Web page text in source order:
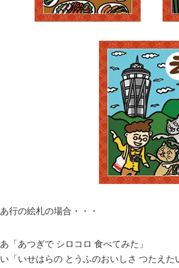
あ行の絵札の場合・・・
あ「あつぎで シロコロ 食べてみた」
い「いせはらの とうふのおいしさ つたえた